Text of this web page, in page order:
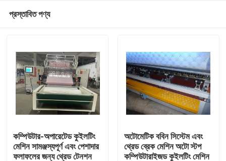
প্রস্তাবিত পণ্য
কম্পিউটার-অপারেটেড কুইলটিং
মেশিন সামঞ্জস্যপূর্ণ এবং পেশাদার
ফলাফলের জন্য থ্রেড টেনশন
অটোমেটিক ববিন সিস্টেম এবং
থ্রেড ব্রেক মেশিন অটো স্টপ
কম্পিউটারাইজড কুইলটিং মেশিন